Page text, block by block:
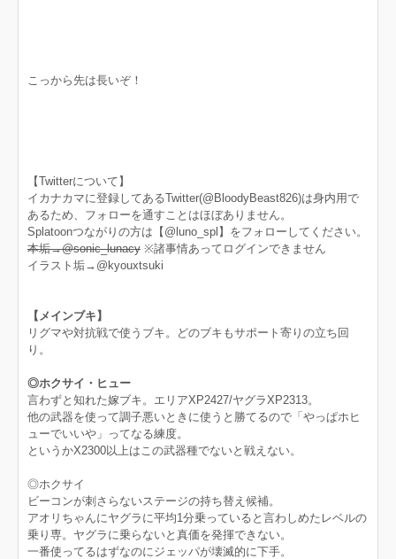
こっから先は長いぞ！
【Twitterについて】
イカナカマに登録してあるTwitter(@BloodyBeast826)は身内用で
あるため、フォローを通すことはほぼありません。
Splatoonつながりの方は【@luno_spl】をフォローしてください。
本垢→@sonic_lunacy ※諸事情あってログインできません
イラスト垢→@kyouxtsuki
【メインブキ】
リグマや対抗戦で使うブキ。どのブキもサポート寄りの立ち回
り。
◎ホクサイ・ヒュー
言わずと知れた嫁ブキ。エリアXP2427/ヤグラXP2313。
他の武器を使って調子悪いときに使うと勝てるので「やっぱホヒ
ューでいいや」ってなる練度。
というかX2300以上はこの武器種でないと戦えない。
◎ホクサイ
ビーコンが刺さらないステージの持ち替え候補。
アオリちゃんにヤグラに平均1分乗っていると言わしめたレベルの
乗り専。ヤグラに乗らないと真価を発揮できない。
一番使ってるはずなのにジェッパが壊滅的に下手。